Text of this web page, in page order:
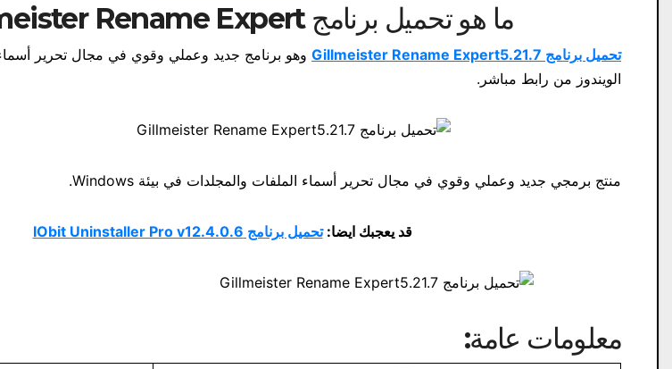
ما هو تحميل برنامج Gillmeister Rename Expert؟
تحميل برنامج Gillmeister Rename Expert5.21.7
وهو برنامج جديد وعملي وقوي في مجال تحرير
الويندوز من رابط مباشر.
منتج برمجي جديد وعملي وقوي في مجال تحرير أسماء الملفات والمجلدات في بيئة Windows.
قد يعجبك ايضا:تحميل برنامج IObit Uninstaller Pro v12.4.0.6
معلومات عامة: